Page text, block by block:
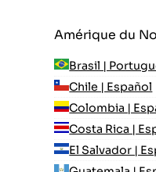
Amérique du
Brasil |
Chile | Español
Colombia |
Costa Rica |
El Salvador |